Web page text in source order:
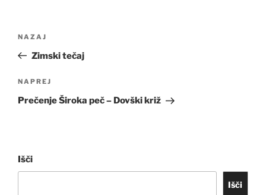
Prejšnji
prispevek
NAZAJ
Zimski tečaj
Naslednji
prispevek
NAPREJ
Prečenje Široka peč – Dovški križ
Išči
Išči